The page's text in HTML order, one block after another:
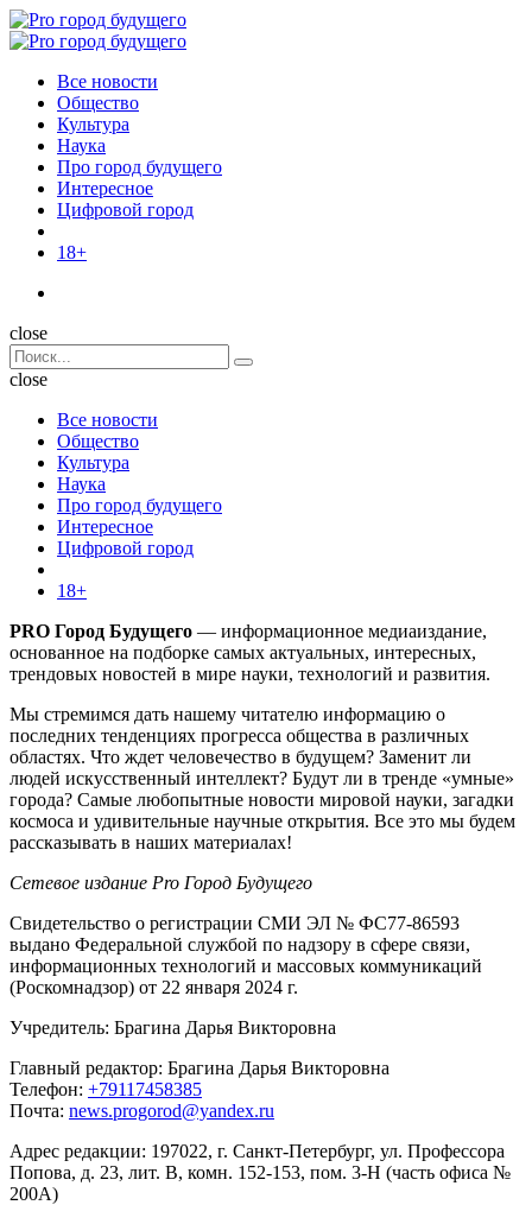
Menu
Поиск
Menu
Pro
Все новости
Общество
Культура
Наука
Про город будущего
Интересное
Цифровой город
18+
Поиск
close
Search
for:
Поиск
close
Все новости
Общество
Культура
Наука
Про город будущего
Интересное
Цифровой город
18+
PRO Город Будущего — информационное медиаиздание,
основанное на подборке самых актуальных, интересных,
трендовых новостей в мире науки, технологий и развития.
Мы стремимся дать нашему читателю информацию о
последних тенденциях прогресса общества в различных
областях. Что ждет человечество в будущем? Заменит ли
людей искусственный интеллект? Будут ли в тренде «умные»
города? Самые любопытные новости мировой науки, загадки
космоса и удивительные научные открытия. Все это мы будем
рассказывать в наших материалах!
Сетевое издание Pro Город Будущего
Свидетельство о регистрации СМИ ЭЛ № ФС77-86593
выдано Федеральной службой по надзору в сфере связи,
информационных технологий и массовых коммуникаций
(Роскомнадзор) от 22 января 2024 г.
Учредитель: Брагина Дарья Викторовна
Главный редактор: Брагина Дарья Викторовна
Телефон: +79117458385
Почта: news.progorod@yandex.ru
Адрес редакции: 197022, г. Санкт-Петербург, ул. Профессора
Попова, д. 23, лит. В, комн. 152-153, пом. 3-Н (часть офиса №
200А)